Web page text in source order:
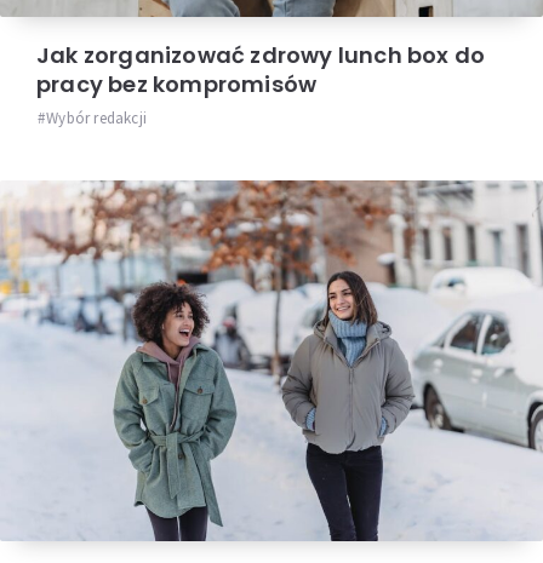
Jak zorganizować zdrowy lunch box do
pracy bez kompromisów
Wybór redakcji